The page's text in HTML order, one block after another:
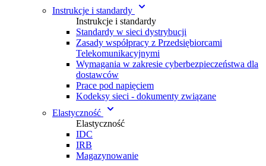
Instrukcje i standardy
Instrukcje i standardy
Standardy w sieci dystrybucji
Zasady współpracy z Przedsiębiorcami
Telekomunikacyjnymi
Wymagania w zakresie cyberbezpieczeństwa dla
dostawców
Prace pod napięciem
Kodeksy sieci - dokumenty związane
Elastyczność
Elastyczność
IDC
IRB
Magazynowanie